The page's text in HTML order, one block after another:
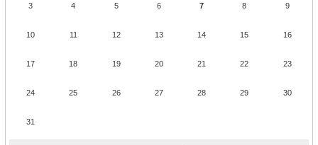
3 4 5 6 7 8 9
10 11 12 13 14 15 16
17 18 19 20 21 22 23
24 25 26 27 28 29 30
31